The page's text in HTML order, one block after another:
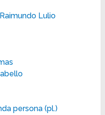
Lulio
persona (pl.)